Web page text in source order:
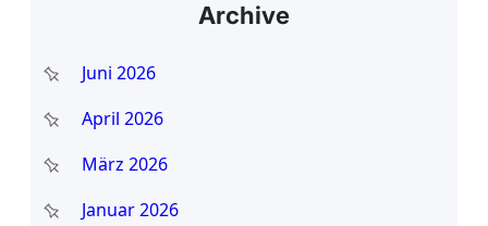
Archive
Juni 2026
April 2026
März 2026
Januar 2026